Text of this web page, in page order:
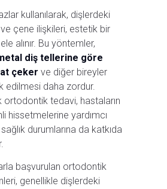
kullanılarak, dişlerdeki
çene ilişkileri, estetik bir
alınır. Bu yöntemler,
diş tellerine göre
çeker ve diğer bireyler
edilmesi daha zordur.
ortodontik tedavi, hastaların
hissetmelerine yardımcı
durumlarına da katkıda
başvurulan ortodontik
genellikle dişlerdeki